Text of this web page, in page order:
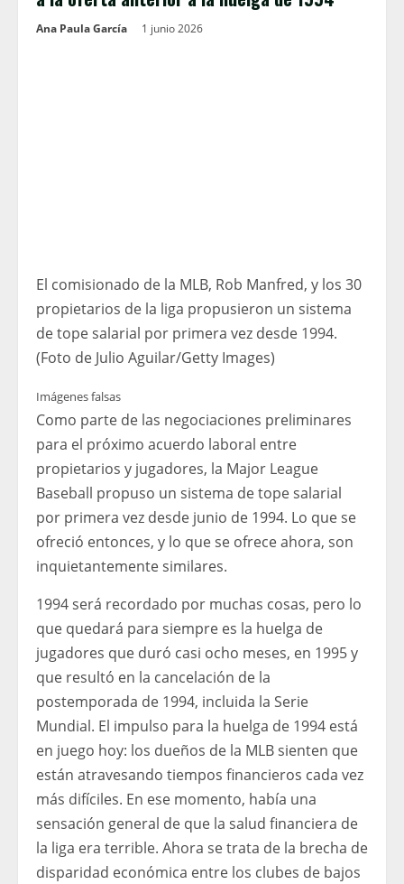
Ana Paula García 1 junio 2026
El comisionado de la MLB, Rob Manfred, y los 30
propietarios de la liga propusieron un sistema
de tope salarial por primera vez desde 1994.
(Foto de Julio Aguilar/Getty Images)
Imágenes falsas
Como parte de las negociaciones preliminares
para el próximo acuerdo laboral entre
propietarios y jugadores, la Major League
Baseball propuso un sistema de tope salarial
por primera vez desde junio de 1994. Lo que se
ofreció entonces, y lo que se ofrece ahora, son
inquietantemente similares.
1994 será recordado por muchas cosas, pero lo
que quedará para siempre es la huelga de
jugadores que duró casi ocho meses, en 1995 y
que resultó en la cancelación de la
postemporada de 1994, incluida la Serie
Mundial. El impulso para la huelga de 1994 está
en juego hoy: los dueños de la MLB sienten que
están atravesando tiempos financieros cada vez
más difíciles. En ese momento, había una
sensación general de que la salud financiera de
la liga era terrible. Ahora se trata de la brecha de
disparidad económica entre los clubes de bajos